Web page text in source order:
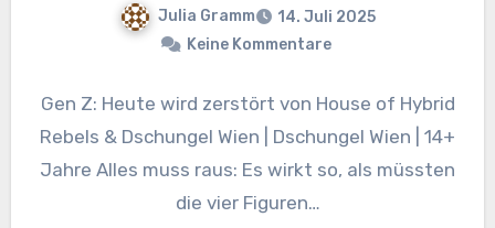
Julia Gramm
14. Juli 2025
Keine Kommentare
Gen Z: Heute wird zerstört von House of Hybrid
Rebels & Dschungel Wien | Dschungel Wien | 14+
Jahre Alles muss raus: Es wirkt so, als müssten
die vier Figuren…